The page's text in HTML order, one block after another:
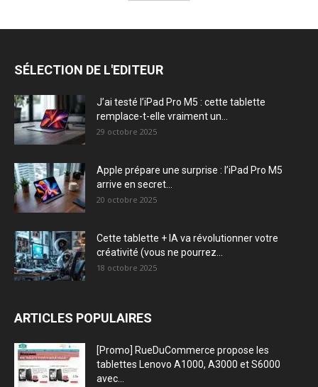
SÉLECTION DE L'EDITEUR
J’ai testé l’iPad Pro M5 : cette tablette
remplace-t-elle vraiment un...
29 octobre 2025
Apple prépare une surprise : l’iPad Pro M5
arrive en secret...
20 octobre 2025
Cette tablette + IA va révolutionner votre
créativité (vous ne pourrez...
18 octobre 2025
ARTICLES POPULAIRES
[Promo] RueDuCommerce propose les
tablettes Lenovo A1000, A3000 et S6000
avec...